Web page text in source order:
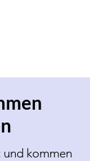
und kommen